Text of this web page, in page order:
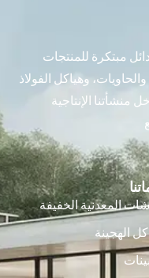
مبتكرة للمنتجات
وهياكل الفولاذ
منشأتنا الإنتاجية
المعدنية الخفيفة
الهجينة